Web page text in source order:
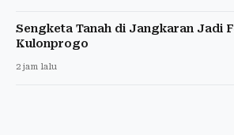
Sengketa Tanah di Jangkaran Jadi
Kulonprogo
2 jam lalu